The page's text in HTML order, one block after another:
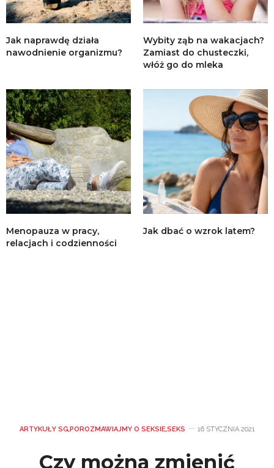
Jak naprawdę działa
nawodnienie organizmu?
Wybity ząb na wakacjach?
Zamiast do chusteczki,
włóż go do mleka
Menopauza w pracy,
relacjach i codzienności
Jak dbać o wzrok latem?
ARTYKUŁY SG,POROZMAWIAJMY O SEKSIE,SEKS 16 STYCZNIA 2021
Czy można zmienić